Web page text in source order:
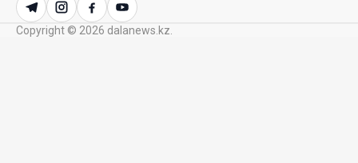
23 Июл. 2026 15:39
Copyright © 2026 dalanews.kz.